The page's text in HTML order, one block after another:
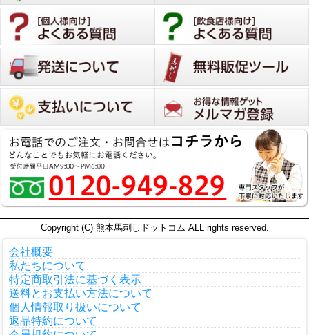
Copyright (C) 熊本馬刺しドットコム ALL rights reserved.
会社概要
私たちについて
特定商取引法に基づく表示
送料とお支払い方法について
個人情報取り扱いについて
返品特約について